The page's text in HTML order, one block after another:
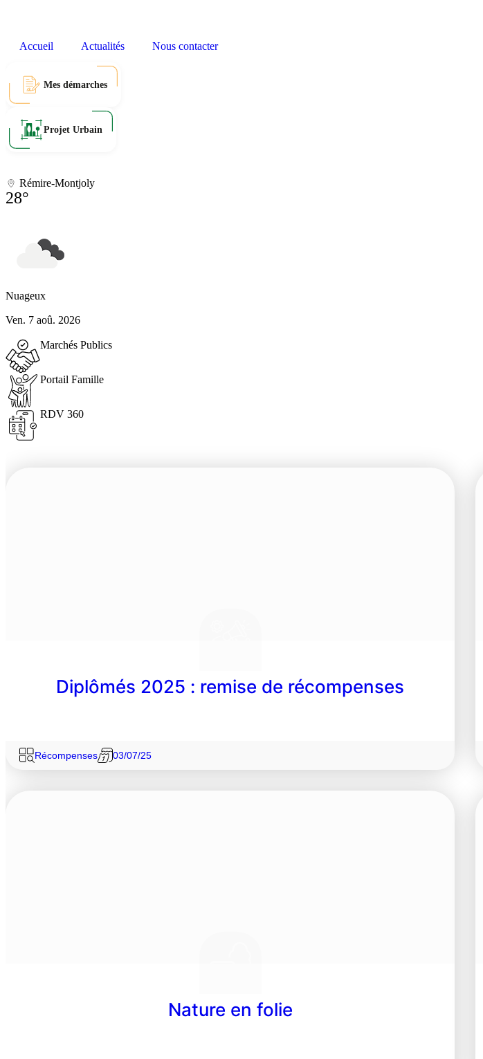
Accueil Actualités Nous contacter
Mes démarches
Projet Urbain
Rémire-Montjoly
28°
Nuageux
Ven. 7 aoû. 2026
Marchés Publics
Portail Famille
RDV 360
Diplômés 2025 : remise de récompenses
Récompenses 03/07/25
Nature en folie